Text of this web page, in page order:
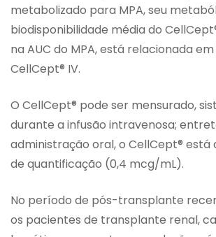
metabolizado para MPA, seu
biodisponibilidade média do
na AUC do MPA, está relacionada
CellCept® IV.
O CellCept® pode ser mensurado,
durante a infusão intravenosa;
administração oral, o CellCept® está
de quantificação (0,4 mcg/mL).
No período de pós-transplante
os pacientes de transplante renal,